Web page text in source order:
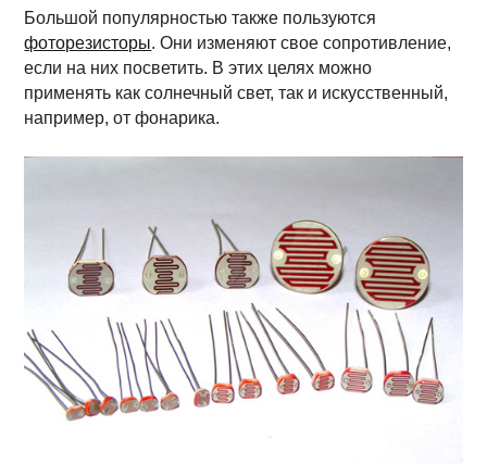
Большой популярностью также пользуются
фоторезисторы. Они изменяют свое сопротивление,
если на них посветить. В этих целях можно
применять как солнечный свет, так и искусственный,
например, от фонарика.